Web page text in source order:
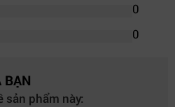
0
0
BẠN
sản phẩm này: